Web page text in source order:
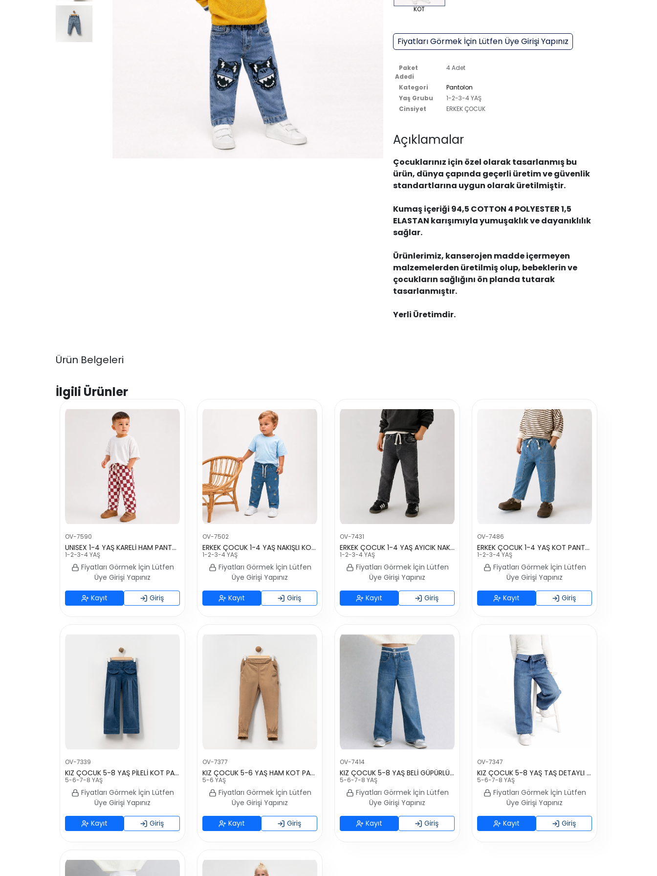
KOT
Fiyatları Görmek İçin Lütfen Üye Girişi Yapınız
Paket
Adedi
4 Adet
Kategori
Pantolon
Yaş Grubu
1-2-3-4 YAŞ
Cinsiyet
ERKEK ÇOCUK
Açıklamalar
Çocuklarınız için özel olarak tasarlanmış bu
ürün, dünya çapında geçerli üretim ve güvenlik
standartlarına uygun olarak üretilmiştir.
Kumaş içeriği 94,5 COTTON 4 POLYESTER 1,5
ELASTAN karışımıyla yumuşaklık ve dayanıklılık
sağlar.
Ürünlerimiz, kanserojen madde içermeyen
malzemelerden üretilmiş olup, bebeklerin ve
çocukların sağlığını ön planda tutarak
tasarlanmıştır.
Yerli Üretimdir.
Ürün Belgeleri
İlgili Ürünler
OV-7590
UNISEX 1-4 YAŞ KARELİ HAM PANTOLON
1-2-3-4 YAŞ
Fiyatları Görmek İçin Lütfen
Üye Girişi Yapınız
Kayıt Giriş
OV-7502
ERKEK ÇOCUK 1-4 YAŞ NAKIŞLI KOT PANTOLON
1-2-3-4 YAŞ
Fiyatları Görmek İçin Lütfen
Üye Girişi Yapınız
Kayıt Giriş
OV-7431
ERKEK ÇOCUK 1-4 YAŞ AYICIK NAKIŞLI
1-2-3-4 YAŞ
Fiyatları Görmek İçin Lütfen
Üye Girişi Yapınız
Kayıt Giriş
OV-7486
ERKEK ÇOCUK 1-4 YAŞ KOT PANTOLON
1-2-3-4 YAŞ
Fiyatları Görmek İçin Lütfen
Üye Girişi Yapınız
Kayıt Giriş
OV-7339
KIZ ÇOCUK 5-8 YAŞ PİLELİ KOT PANTOLON
5-6-7-8 YAŞ
Fiyatları Görmek İçin Lütfen
Üye Girişi Yapınız
Kayıt Giriş
OV-7377
KIZ ÇOCUK 5-6 YAŞ HAM KOT PANTOLON
5-6 YAŞ
Fiyatları Görmek İçin Lütfen
Üye Girişi Yapınız
Kayıt Giriş
OV-7414
KIZ ÇOCUK 5-8 YAŞ BELİ GÜPÜRLÜ PANTOLON
5-6-7-8 YAŞ
Fiyatları Görmek İçin Lütfen
Üye Girişi Yapınız
Kayıt Giriş
OV-7347
KIZ ÇOCUK 5-8 YAŞ TAŞ DETAYLI BASKILI KOT PANTOLON
5-6-7-8 YAŞ
Fiyatları Görmek İçin Lütfen
Üye Girişi Yapınız
Kayıt Giriş